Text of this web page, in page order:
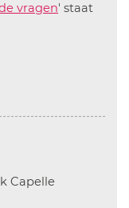
vragen' staat
CapelleAanvinken
om informatie over